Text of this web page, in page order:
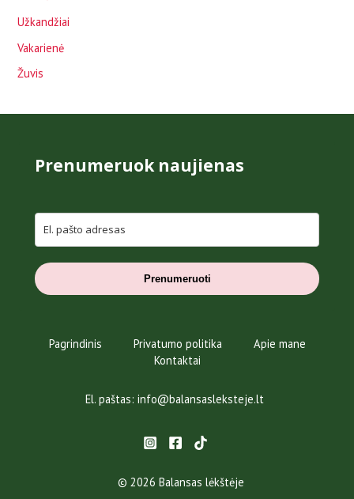
Užkandžiai
Vakarienė
Žuvis
Prenumeruok naujienas
Prenumeruoti
Pagrindinis Privatumo politika
Apie mane
Kontaktai
El. paštas: info@balansasleksteje.lt
© 2026 Balansas lėkštėje